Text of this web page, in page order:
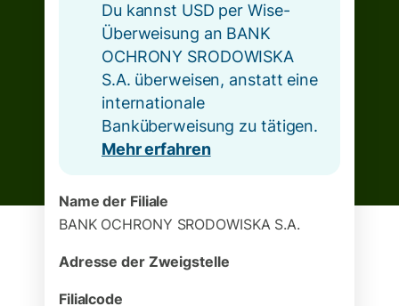
Du kannst USD per Wise-
Überweisung an BANK
OCHRONY SRODOWISKA
S.A. überweisen, anstatt eine
internationale
Banküberweisung zu tätigen.
Mehr erfahren
Name der Filiale
BANK OCHRONY SRODOWISKA S.A.
Adresse der Zweigstelle
Filialcode